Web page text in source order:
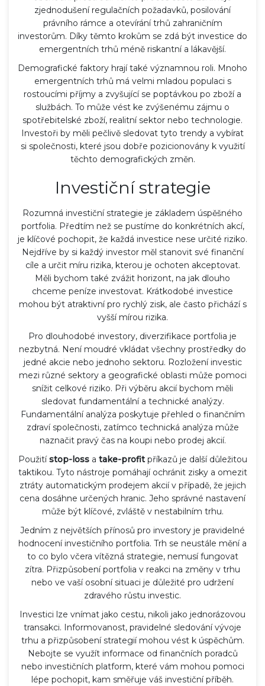
zjednodušení regulačních požadavků, posilování
právního rámce a otevírání trhů zahraničním
investorům. Díky těmto krokům se zdá být investice do
emergentních trhů méně riskantní a lákavější.
Demografické faktory hrají také významnou roli. Mnoho
emergentních trhů má velmi mladou populaci s
rostoucími příjmy a zvyšující se poptávkou po zboží a
službách. To může vést ke zvýšenému zájmu o
spotřebitelské zboží, realitní sektor nebo technologie.
Investoři by měli pečlivě sledovat tyto trendy a vybírat
si společnosti, které jsou dobře pozicionovány k využití
těchto demografických změn.
Investiční strategie
Rozumná investiční strategie je základem úspěšného
portfolia. Předtím než se pustíme do konkrétních akcí,
je klíčové pochopit, že každá investice nese určité riziko.
Nejdříve by si každý investor měl stanovit své finanční
cíle a určit míru rizika, kterou je ochoten akceptovat.
Měli bychom také zvážit horizont, na jak dlouho
chceme peníze investovat. Krátkodobé investice
mohou být atraktivní pro rychlý zisk, ale často přichází s
vyšší mírou rizika.
Pro dlouhodobé investory, diverzifikace portfolia je
nezbytná. Není moudré vkládat všechny prostředky do
jedné akcie nebo jednoho sektoru. Rozložení investic
mezi různé sektory a geografické oblasti může pomoci
snížit celkové riziko. Při výběru akcií bychom měli
sledovat fundamentální a technické analýzy.
Fundamentální analýza poskytuje přehled o finančním
zdraví společnosti, zatímco technická analýza může
naznačit pravý čas na koupi nebo prodej akcií.
Použitístop-lossa take-profitpříkazů je další důležitou
taktikou. Tyto nástroje pomáhají ochránit zisky a omezit
ztráty automatickým prodejem akcií v případě, že jejich
cena dosáhne určených hranic. Jeho správné nastavení
může být klíčové, zvláště v nestabilním trhu.
Jedním z největších přínosů pro investory je pravidelné
hodnocení investičního portfolia. Trh se neustále mění a
to co bylo včera vítězná strategie, nemusí fungovat
zítra. Přizpůsobení portfolia v reakci na změny v trhu
nebo ve vaší osobní situaci je důležité pro udržení
zdravého růstu investic.
Investici lze vnímat jako cestu, nikoli jako jednorázovou
transakci. Informovanost, pravidelné sledování vývoje
trhu a přizpůsobení strategií mohou vést k úspěchům.
Nebojte se využít informace od finančních poradců
nebo investičních platform, které vám mohou pomoci
lépe pochopit, kam směřuje váš investiční příběh.